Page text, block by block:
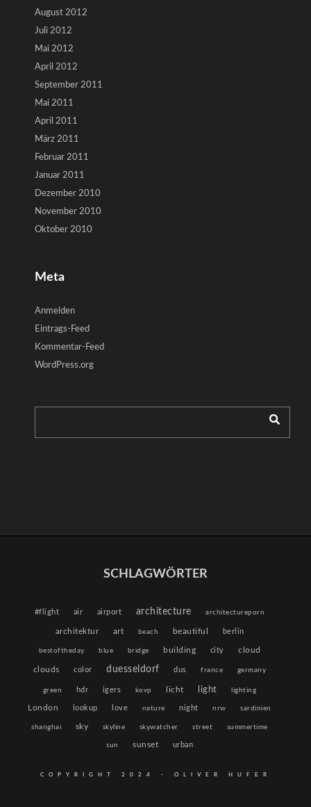
August 2012
Juli 2012
Mai 2012
April 2012
September 2011
Mai 2011
April 2011
März 2011
Februar 2011
Januar 2011
Dezember 2010
November 2010
Oktober 2010
Meta
Anmelden
Eintrags-Feed
Kommentar-Feed
WordPress.org
SCHLAGWÖRTER
#flight air airport architecture architectureporn
architektur art beach beautiful berlin
bestoftheday blue bridge building city cloud
clouds color duesseldorf dus france germany
green hdr igers kovp licht light lighting
London lookup love nature night nrw sardinien
shanghai sky skyline skywatcher street summertime
sun sunset urban
COPYRIGHT 2024 - OLIVER HUFER